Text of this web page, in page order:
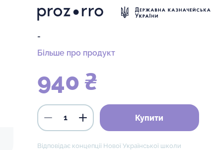
-
Більше про продукт
940 ₴
Купити
Відповідає концепції Нової Української школи